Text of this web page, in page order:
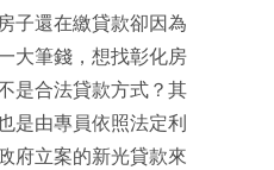
子還在繳貸款卻因為
大筆錢，想找彰化房
是合法貸款方式？其
是由專員依照法定利
府立案的新光貸款來